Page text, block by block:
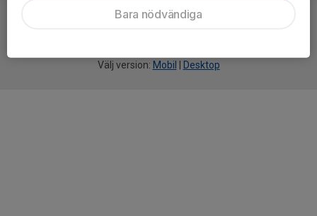
Välj version: Mobil Desktop
Bara nödvändiga